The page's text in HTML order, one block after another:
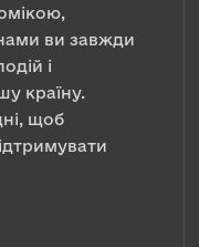
ви завжди
і
країну.
щоб